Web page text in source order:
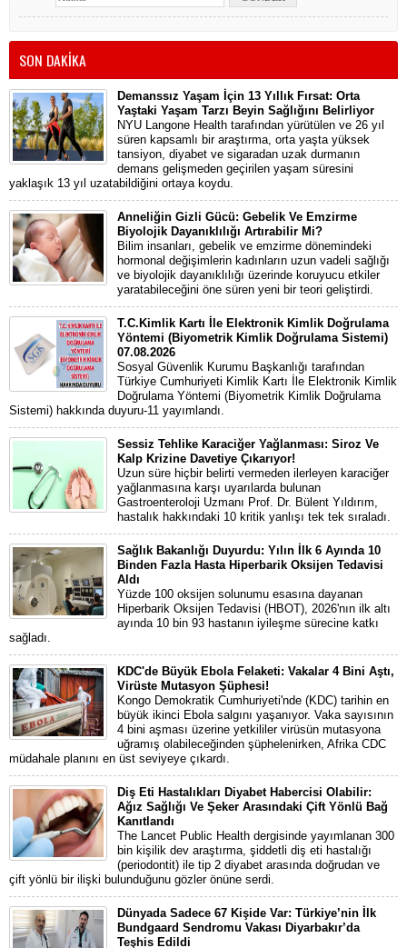
SON DAKİKA
Demanssız Yaşam İçin 13 Yıllık Fırsat: Orta
Yaştaki Yaşam Tarzı Beyin Sağlığını Belirliyor
NYU Langone Health tarafından yürütülen ve 26 yıl
süren kapsamlı bir araştırma, orta yaşta yüksek
tansiyon, diyabet ve sigaradan uzak durmanın
demans gelişmeden geçirilen yaşam süresini
yaklaşık 13 yıl uzatabildiğini ortaya koydu.
Anneliğin Gizli Gücü: Gebelik Ve Emzirme
Biyolojik Dayanıklılığı Artırabilir Mi?
Bilim insanları, gebelik ve emzirme dönemindeki
hormonal değişimlerin kadınların uzun vadeli sağlığı
ve biyolojik dayanıklılığı üzerinde koruyucu etkiler
yaratabileceğini öne süren yeni bir teori geliştirdi.
T.C.Kimlik Kartı İle Elektronik Kimlik Doğrulama
Yöntemi (Biyometrik Kimlik Doğrulama Sistemi)
07.08.2026
Sosyal Güvenlik Kurumu Başkanlığı tarafından
Türkiye Cumhuriyeti Kimlik Kartı İle Elektronik Kimlik
Doğrulama Yöntemi (Biyometrik Kimlik Doğrulama
Sistemi) hakkında duyuru-11 yayımlandı.
Sessiz Tehlike Karaciğer Yağlanması: Siroz Ve
Kalp Krizine Davetiye Çıkarıyor!
Uzun süre hiçbir belirti vermeden ilerleyen karaciğer
yağlanmasına karşı uyarılarda bulunan
Gastroenteroloji Uzmanı Prof. Dr. Bülent Yıldırım,
hastalık hakkındaki 10 kritik yanlışı tek tek sıraladı.
Sağlık Bakanlığı Duyurdu: Yılın İlk 6 Ayında 10
Binden Fazla Hasta Hiperbarik Oksijen Tedavisi
Aldı
Yüzde 100 oksijen solunumu esasına dayanan
Hiperbarik Oksijen Tedavisi (HBOT), 2026'nın ilk altı
ayında 10 bin 93 hastanın iyileşme sürecine katkı
sağladı.
KDC'de Büyük Ebola Felaketi: Vakalar 4 Bini Aştı,
Virüste Mutasyon Şüphesi!
Kongo Demokratik Cumhuriyeti'nde (KDC) tarihin en
büyük ikinci Ebola salgını yaşanıyor. Vaka sayısının
4 bini aşması üzerine yetkililer virüsün mutasyona
uğramış olabileceğinden şüphelenirken, Afrika CDC
müdahale planını en üst seviyeye çıkardı.
Diş Eti Hastalıkları Diyabet Habercisi Olabilir:
Ağız Sağlığı Ve Şeker Arasındaki Çift Yönlü Bağ
Kanıtlandı
The Lancet Public Health dergisinde yayımlanan 300
bin kişilik dev araştırma, şiddetli diş eti hastalığı
(periodontit) ile tip 2 diyabet arasında doğrudan ve
çift yönlü bir ilişki bulunduğunu gözler önüne serdi.
Dünyada Sadece 67 Kişide Var: Türkiye’nin İlk
Bundgaard Sendromu Vakası Diyarbakır’da
Teşhis Edildi